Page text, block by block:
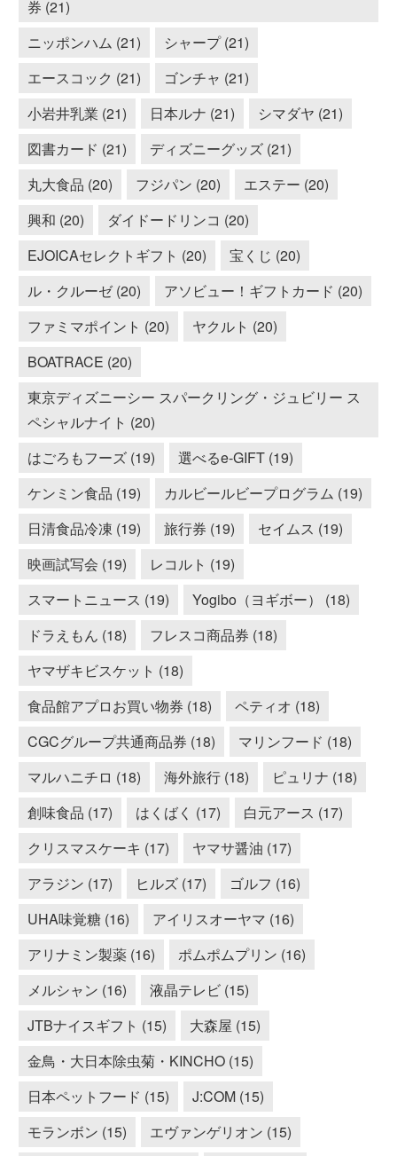
券 (21)
ニッポンハム (21)
シャープ (21)
エースコック (21)
ゴンチャ (21)
小岩井乳業 (21)
日本ルナ (21)
シマダヤ (21)
図書カード (21)
ディズニーグッズ (21)
丸大食品 (20)
フジパン (20)
エステー (20)
興和 (20)
ダイドードリンコ (20)
EJOICAセレクトギフト (20)
宝くじ (20)
ル・クルーゼ (20)
アソビュー！ギフトカード (20)
ファミマポイント (20)
ヤクルト (20)
BOATRACE (20)
東京ディズニーシー スパークリング・ジュビリー ス
ペシャルナイト (20)
はごろもフーズ (19)
選べるe-GIFT (19)
ケンミン食品 (19)
カルビールビープログラム (19)
日清食品冷凍 (19)
旅行券 (19)
セイムス (19)
映画試写会 (19)
レコルト (19)
スマートニュース (19)
Yogibo（ヨギボー） (18)
ドラえもん (18)
フレスコ商品券 (18)
ヤマザキビスケット (18)
食品館アプロお買い物券 (18)
ペティオ (18)
CGCグループ共通商品券 (18)
マリンフード (18)
マルハニチロ (18)
海外旅行 (18)
ピュリナ (18)
創味食品 (17)
はくばく (17)
白元アース (17)
クリスマスケーキ (17)
ヤマサ醤油 (17)
アラジン (17)
ヒルズ (17)
ゴルフ (16)
UHA味覚糖 (16)
アイリスオーヤマ (16)
アリナミン製薬 (16)
ポムポムプリン (16)
メルシャン (16)
液晶テレビ (15)
JTBナイスギフト (15)
大森屋 (15)
金鳥・大日本除虫菊・KINCHO (15)
日本ペットフード (15)
J:COM (15)
モランボン (15)
エヴァンゲリオン (15)